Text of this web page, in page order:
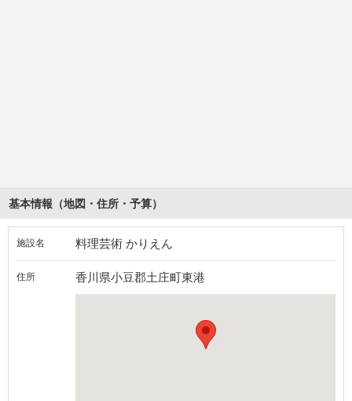
基本情報（地図・住所・予算）
施設名 料理芸術 かりえん
住所 香川県小豆郡土庄町東港